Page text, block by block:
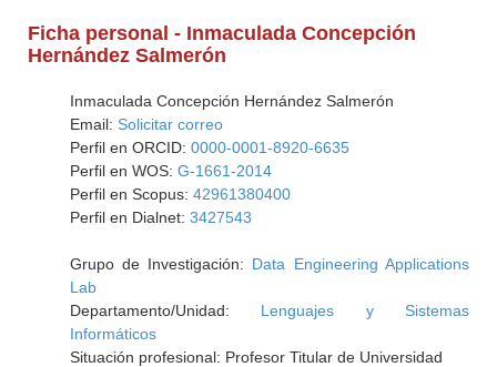
Ficha personal - Inmaculada Concepción
Hernández Salmerón
Inmaculada Concepción Hernández Salmerón
Email: Solicitar correo
Perfil en ORCID: 0000-0001-8920-6635
Perfil en WOS: G-1661-2014
Perfil en Scopus: 42961380400
Perfil en Dialnet: 3427543
Grupo de Investigación: Data Engineering Applications
Lab
Departamento/Unidad: Lenguajes y Sistemas
Informáticos
Situación profesional: Profesor Titular de Universidad